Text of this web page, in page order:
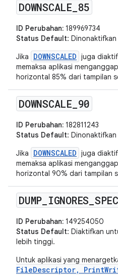
DOWNSCALE 85
ID Perubahan: 189969734
Status Default:
Jika
DOWNSCALED juga
memaksa aplikasi
horizontal 85% dari tampilan
DOWNSCALE 90
ID Perubahan: 182811243
Status Default:
Jika
DOWNSCALED juga
memaksa aplikasi
horizontal 90% dari tampilan
DUMP IGNORES
ID Perubahan: 149254050
Status Default: Diaktifkan
lebih tinggi.
Untuk aplikasi yang
FileDescriptor,